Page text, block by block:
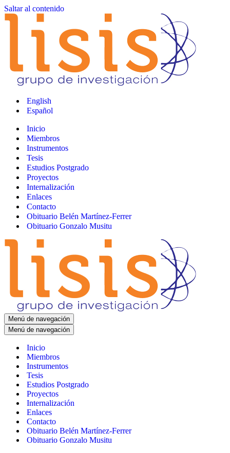
Saltar al contenido
English
Español
Inicio
Miembros
Instrumentos
Tesis
Estudios Postgrado
Proyectos
Internalización
Enlaces
Contacto
Obituario Belén Martínez-Ferrer
Obituario Gonzalo Musitu
Menú de navegación
Menú de navegación
Inicio
Miembros
Instrumentos
Tesis
Estudios Postgrado
Proyectos
Internalización
Enlaces
Contacto
Obituario Belén Martínez-Ferrer
Obituario Gonzalo Musitu